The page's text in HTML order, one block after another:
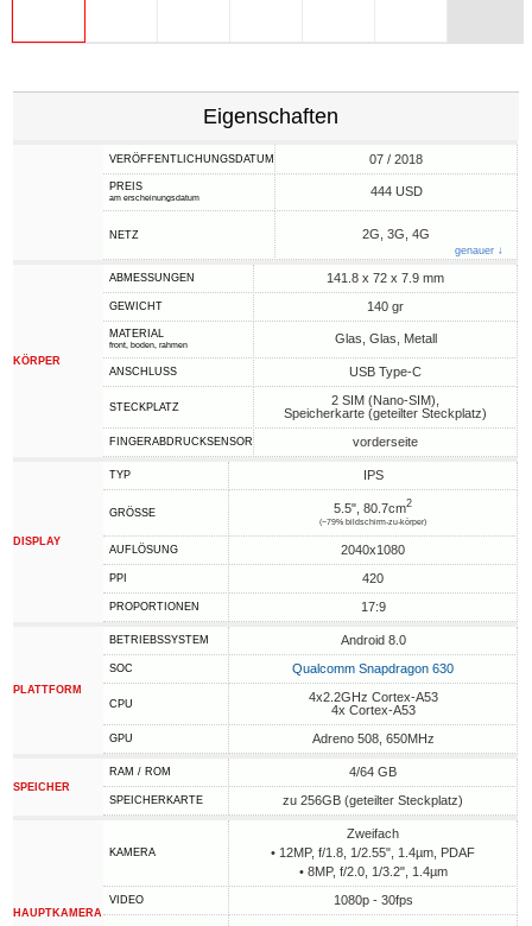
Eigenschaften
VERÖFFENTLICHUNGSDATUM 07 / 2018
PREIS
am erscheinungsdatum 444 USD
NETZ 2G, 3G, 4G
genauer ↓
KÖRPER
ABMESSUNGEN 141.8 x 72 x 7.9 mm
GEWICHT 140 gr
MATERIAL
front, boden, rahmen Glas, Glas, Metall
ANSCHLUSS USB Type-C
STECKPLATZ
2 SIM (Nano-SIM),
Speicherkarte (geteilter Steckplatz)
FINGERABDRUCKSENSOR vorderseite
DISPLAY
TYP IPS
GRÖSSE 5.5", 80.7cm2
(~79% bildschirm-zu-körper)
AUFLÖSUNG 2040x1080
PPI 420
PROPORTIONEN 17:9
PLATTFORM
BETRIEBSSYSTEM Android 8.0
SOC Qualcomm Snapdragon 630
CPU
4x2.2GHz Cortex-A53
4x Cortex-A53
GPU Adreno 508, 650MHz
SPEICHER
RAM / ROM 4/64 GB
SPEICHERKARTE zu 256GB (geteilter Steckplatz)
HAUPTKAMERA
KAMERA
Zweifach
• 12MP, f/1.8, 1/2.55", 1.4µm, PDAF
• 8MP, f/2.0, 1/3.2", 1.4µm
VIDEO 1080p - 30fps